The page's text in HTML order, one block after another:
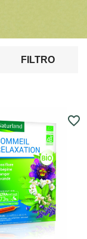
FILTRO
favorite_border